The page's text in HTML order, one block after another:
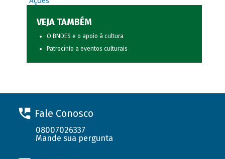
VEJA TAMBÉM
O BNDES e o apoio à cultura
Patrocínio a eventos culturais
Fale Conosco
08007026337
Mande sua pergunta